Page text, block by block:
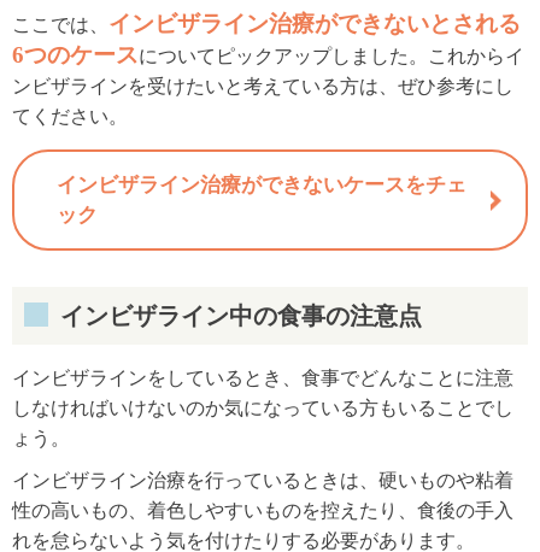
ここでは、 インビザライン治療ができないとされる
6つのケースについてピックアップしました。これからイ
ンビザラインを受けたいと考えている方は、ぜひ参考にし
てください。
インビザライン治療ができないケースをチェ
ック
インビザライン中の食事の注意点
インビザラインをしているとき、食事でどんなことに注意
しなければいけないのか気になっている方もいることでし
ょう。
インビザライン治療を行っているときは、硬いものや粘着
性の高いもの、着色しやすいものを控えたり、食後の手入
れを怠らないよう気を付けたりする必要があります。